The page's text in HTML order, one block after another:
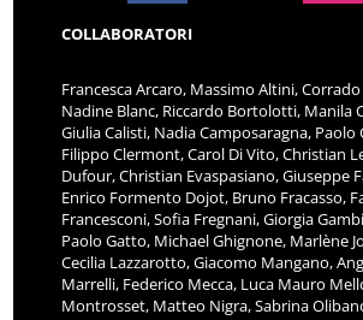
COLLABORATORI
Francesca Arcaro, Massimo Altini,
Nadine Blanc, Riccardo Bortolotti, Manila
Giulia Calisti, Nadia Camposaragna, Paolo
Filippo Clermont, Carol Di Vito, Christian
Dufour, Christian Evaspasiano, Giuseppe
Enrico Formento Dojot, Bruno Fracasso,
Francesconi, Sofia Fregnani, Giorgia
Paolo Gatto, Michael Ghignone, Marlène
Cecilia Lazzarotto, Giacomo Mangano,
Marrelli, Federico Mecca, Luca Mauro
Montrosset, Matteo Nigra, Sabrina